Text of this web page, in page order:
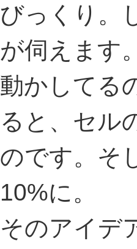
びっくり。
が伺えます
動かしてる
ると、セル
のです。そ
10%に。
そのアイデ